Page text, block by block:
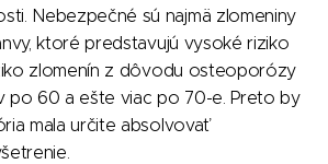
Nebezpečné sú najmä zlomeniny
ktoré predstavujú vysoké riziko
zlomenín z dôvodu osteoporózy
po 60 a ešte viac po 70-e. Preto by
mala určite absolvovať